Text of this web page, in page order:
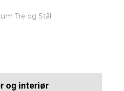
og interiør
Tre og Stål